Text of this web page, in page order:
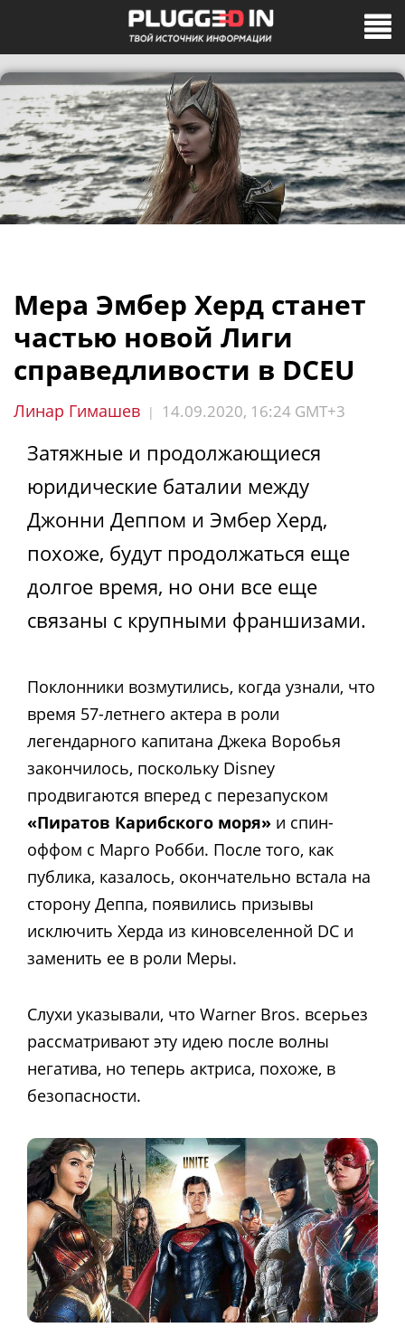
Мера Эмбер Херд станет
частью новой Лиги
справедливости в DCEU
Линар Гимашев | 14.09.2020, 16:24 GMT+3
Затяжные и продолжающиеся
юридические баталии между
Джонни Деппом и Эмбер Херд,
похоже, будут продолжаться еще
долгое время, но они все еще
связаны с крупными франшизами.
Поклонники возмутились, когда узнали, что
время 57-летнего актера в роли
легендарного капитана Джека Воробья
закончилось, поскольку Disney
продвигаются вперед с перезапуском
«Пиратов Карибского моря» и спин-
оффом с Марго Робби. После того, как
публика, казалось, окончательно встала на
сторону Деппа, появились призывы
исключить Херда из киновселенной DC и
заменить ее в роли Меры.
Слухи указывали, что Warner Bros. всерьез
рассматривают эту идею после волны
негатива, но теперь актриса, похоже, в
безопасности.